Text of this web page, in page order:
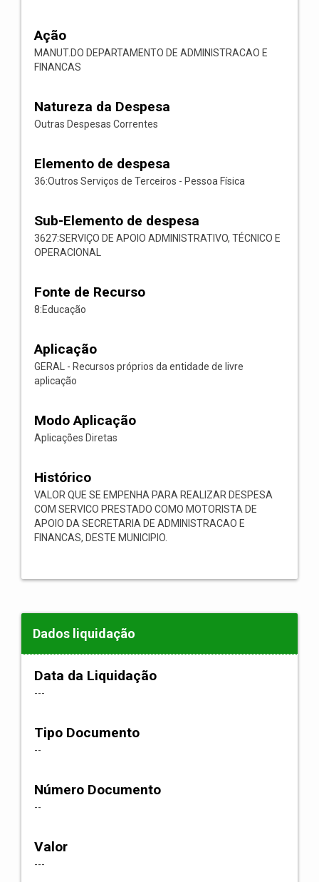
Ação
MANUT.DO DEPARTAMENTO DE ADMINISTRACAO E
FINANCAS
Natureza da Despesa
Outras Despesas Correntes
Elemento de despesa
36:Outros Serviços de Terceiros - Pessoa Física
Sub-Elemento de despesa
3627:SERVIÇO DE APOIO ADMINISTRATIVO, TÉCNICO E
OPERACIONAL
Fonte de Recurso
8:Educação
Aplicação
GERAL - Recursos próprios da entidade de livre
aplicação
Modo Aplicação
Aplicações Diretas
Histórico
VALOR QUE SE EMPENHA PARA REALIZAR DESPESA
COM SERVICO PRESTADO COMO MOTORISTA DE
APOIO DA SECRETARIA DE ADMINISTRACAO E
FINANCAS, DESTE MUNICIPIO.
Dados liquidação
Data da Liquidação
---
Tipo Documento
--
Número Documento
--
Valor
---